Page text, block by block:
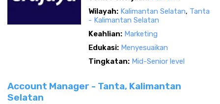
Wilayah: Kalimantan Selatan, Tanta
- Kalimantan Selatan
Keahlian: Marketing
Edukasi: Menyesuaikan
Tingkatan: Mid-Senior level
Account Manager - Tanta, Kalimantan
Selatan